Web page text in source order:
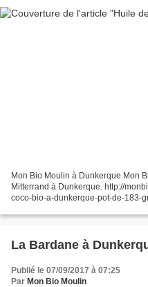
Mon Bio Moulin à Dunkerque Mon
Mitterrand à Dunkerque. http://
coco-bio-a-dunkerque-pot-de-183-
contact@...
La Bardane à
Publié le 07/09/2017 à 07:25
Par Mon Bio Moulin